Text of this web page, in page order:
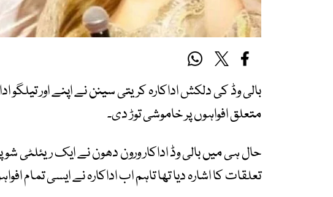
بالی وڈ کی دلکش اداکارہ کریتی سینن نے اپنے اور
متعلق افواہوں پر خاموشی توڑ دی۔
حال ہی میں بالی وڈ اداکار ورون دھون نے ایک ریئلٹی
تعلقات کا اشارہ دیا تھا تاہم اب اداکارہ نے ایسی تمام